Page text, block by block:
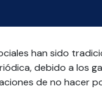
han sido
debido a los
de no hacer